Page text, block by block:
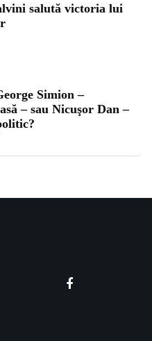
salută victoria lui
Simion –
– sau Nicuşor Dan –